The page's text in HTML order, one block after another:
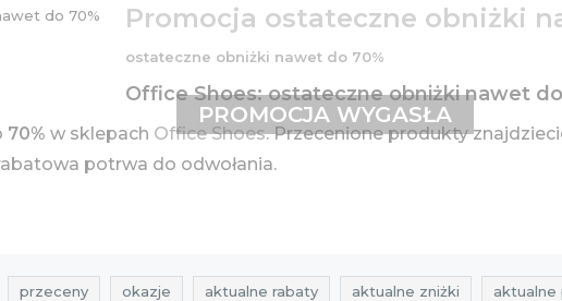
Promocja ostateczne obniżki
ostateczne obniżki nawet do 70%
Office Shoes: ostateczne obniżki nawet
70% w sklepach Office Shoes. Przecenione produkty
potrwa do odwołania.
PROMOCJA WYGASŁA
przeceny okazje aktualne rabaty aktualne zniżki aktualne